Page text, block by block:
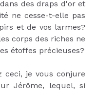
des draps d'or et
ne cesse-t-elle pas
et de vos larmes?
corps des riches ne
étoffes précieuses?
ceci, je vous conjure
Jérôme, lequel, si